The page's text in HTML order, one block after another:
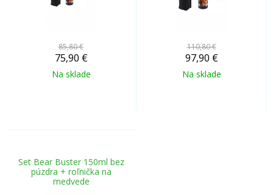
85,80 €
75,90 €
Na sklade
110,80 €
97,90 €
Na sklade
Set Bear Buster 150ml bez
púzdra + roľnička na
medvede